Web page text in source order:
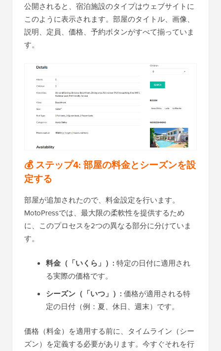
公開されると、宿泊施設のタイプはウェブサイトに
このように表示されます。部屋のタイトル、画像、
説明、定員、価格、予約ボタンがすべて揃っていま
す。
💰 ステップ4: 部屋の料金とシーズンを設
定する
部屋が追加されたので、料金設定を行います。
MotoPressでは、最大限の柔軟性を提供するため
に、このプロセスを2つの異なる部分に分けていま
す。
料金（「いくら」）: 特定の日付に適用され
る実際の価格です。
シーズン（「いつ」）: 価格が適用される特
定の日付（例：夏、休日、週末）です。
価格（料金）を適用する前に、タイムライン（シー
ズン）を定義する必要があります。今すぐそれを行